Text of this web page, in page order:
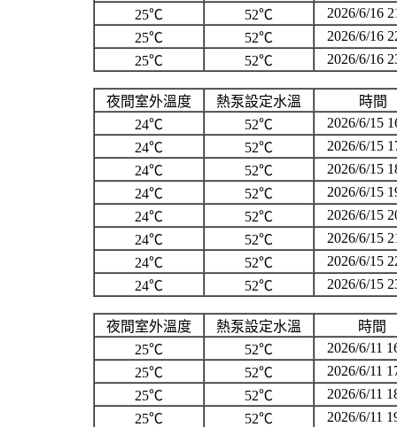
25℃
52℃
2026/6/16
25℃
52℃
2026/6/16
25℃
52℃ 2026/6/16
夜間室外溫度 熱泵設定水溫
時間
24℃
52℃
2026/6/15
24℃
52℃
2026/6/15
24℃
52℃
2026/6/15
24℃
52℃
2026/6/15
24℃
52℃
2026/6/15
24℃
52℃
2026/6/15
24℃
52℃
2026/6/15
24℃
52℃ 2026/6/15
夜間室外溫度 熱泵設定水溫
時間
25℃
52℃
2026/6/11
25℃
52℃
2026/6/11
25℃
52℃
2026/6/11
25℃
52℃
2026/6/11